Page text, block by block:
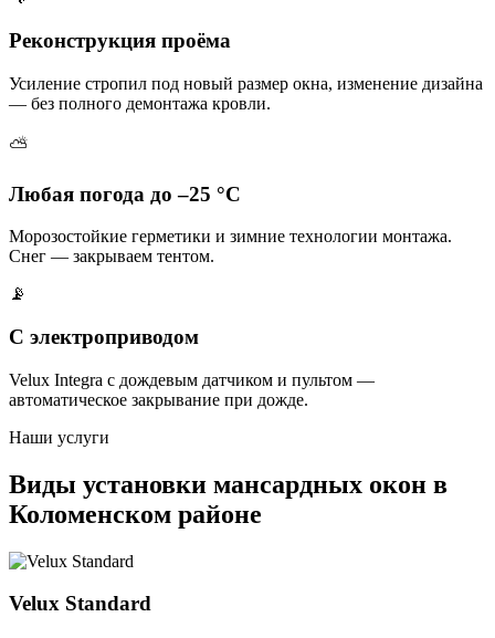
Реконструкция проёма
Усиление стропил под новый размер окна, изменение дизайна
— без полного демонтажа кровли.
⛅
Любая погода до –25 °C
Морозостойкие герметики и зимние технологии монтажа.
Снег — закрываем тентом.
📡
С электроприводом
Velux Integra с дождевым датчиком и пультом —
автоматическое закрывание при дожде.
Наши услуги
Виды установки мансардных окон в
Коломенском районе
Velux Standard